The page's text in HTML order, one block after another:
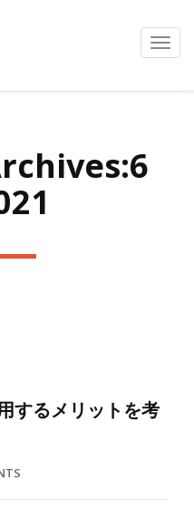
するメリットを考